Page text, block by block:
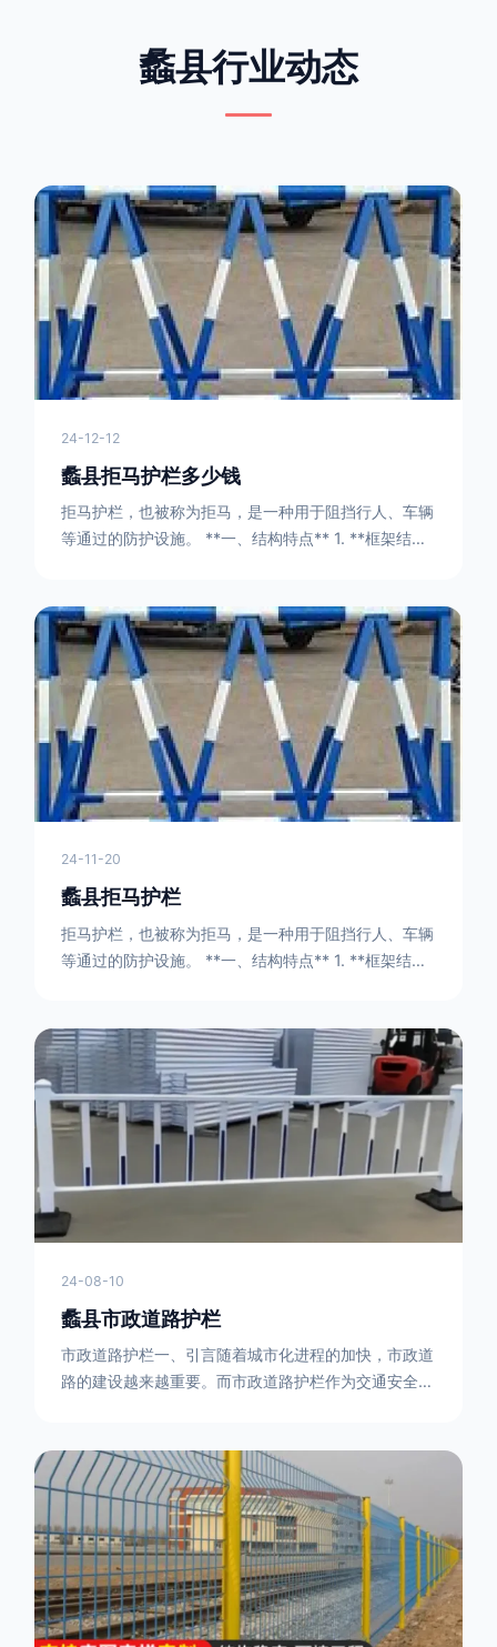
蠡县行业动态
24-12-12
蠡县拒马护栏多少钱
拒马护栏，也被称为拒马，是一种用于阻挡行人、车辆
等通过的防护设施。 **一、结构特点** 1. **框架结构
方形的框架组合。这些框架相互连接，形成一个稳定的
结构，能够承受一定的冲击力。例如，在一些临时交通
管制的现场，三角形框架的拒马护栏可以很方便地拼接
在一起，像一个个小的三角锥形状的结构单
24-11-20
蠡县拒马护栏
拒马护栏，也被称为拒马，是一种用于阻挡行人、车辆
等通过的防护设施。 **一、结构特点** 1. **框架结构
方形的框架组合。这些框架相互连接，形成一个稳定的
结构，能够承受一定的冲击力。例如，在一些临时交通
管制的现场，三角形框架的拒马护栏可以很方便地拼接
在一起，像一个个小的三角锥形状的结构单
24-08-10
蠡县市政道路护栏
市政道路护栏一、引言随着城市化进程的加快，市政道
路的建设越来越重要。而市政道路护栏作为交通安全的
的功能防护功能：市政道路护栏的主要功能是防止车辆
失控，保护行人安全。它可以有效地阻止因驾驶员疏忽
或车辆故障而导致的事故发生，减少交通事故的发生
率。隔离功能：市政道路护栏可以将道路与人行道、绿
化带等隔离开来，避